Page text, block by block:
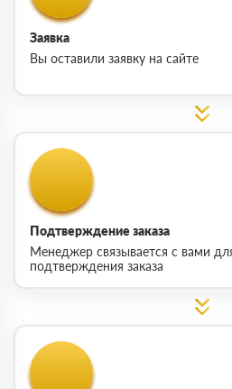
Заявка
Вы оставили заявку на сайте
Подтверждение заказа
Менеджер связывается с вами
подтверждения заказа